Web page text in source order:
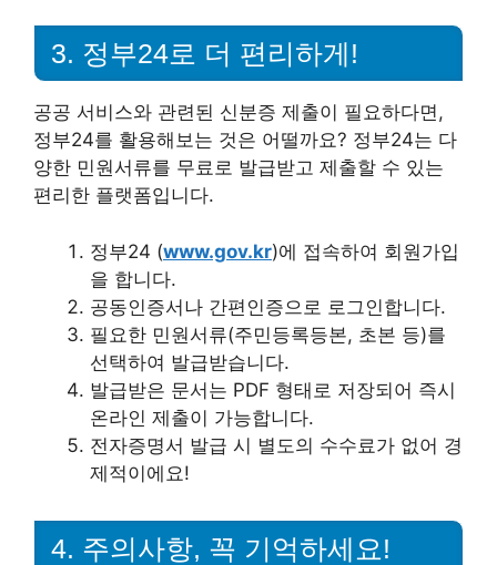
3. 정부24로 더 편리하게!
공공 서비스와 관련된 신분증 제출이 필요하다면,
정부24를 활용해보는 것은 어떨까요? 정부24는 다
양한 민원서류를 무료로 발급받고 제출할 수 있는
편리한 플랫폼입니다.
정부24 (www.gov.kr)에 접속하여 회원가입
을 합니다.
공동인증서나 간편인증으로 로그인합니다.
필요한 민원서류(주민등록등본, 초본 등)를
선택하여 발급받습니다.
발급받은 문서는 PDF 형태로 저장되어 즉시
온라인 제출이 가능합니다.
전자증명서 발급 시 별도의 수수료가 없어 경
제적이에요!
4. 주의사항, 꼭 기억하세요!